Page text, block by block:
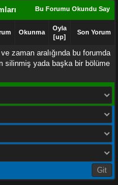
Bu Forumu Okundu Say
Okunma
Oyla
[up]
Son Yorum
zaman aralığında bu forumda
silinmiş yada başka bir bölüme